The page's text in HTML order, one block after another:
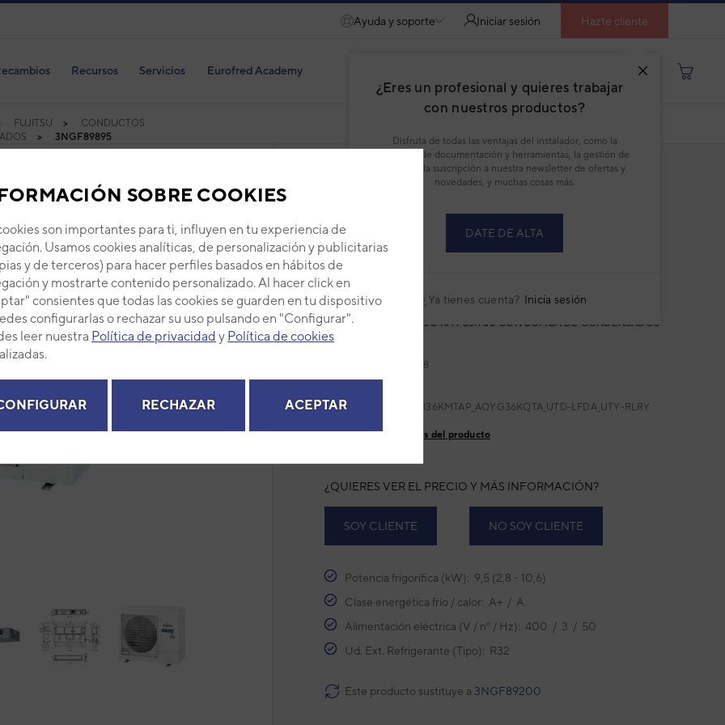
SOBRE COOKIES
son importantes para ti, influyen en tu experiencia de
Usamos cookies analíticas, de personalización y publicitarias
y de terceros) para hacer perfiles basados en hábitos de
y mostrarte contenido personalizado. Al hacer click en
consientes que todas las cookies se guarden en tu dispositivo
configurarlas o rechazar su uso pulsando en "Configurar".
leer nuestra Política de privacidad y Política de cookies
RECHAZAR ACEPTAR
Ayuda y soporte Iniciar sesión
¿Eres un profesional y quieres trabajar
con nuestros productos?
Disfruta de todas las ventajas del instalador, como la
descarga de documentación y herramientas, la gestión de
pedidos, la suscripción a nuestra newsletter de ofertas y
novedades, y muchas cosas más.
DATE DE ALTA
¿Ya tienes cuenta? Inicia sesión
Hazte cliente
Recursos Servicios Eurofred Academy
FUJITSU
CONDUCTOS
3NGF89895
Aire acondicionado 1x1 Fujitsu ACY100T-
KA split conducto Inverter con bomba de
condensados
Serie
CONDUCTO ECO KA FUJITSU CON BOMBA DE CONDENSADOS
Código:
EAN: 8432884633838
Ref. fabricante:
ARXH36KMTAP_AOYG36KQTA_UTD-LFDA_UTY-RLRY
+ Ver detalles técnicos del producto
¿QUIERES VER EL PRECIO Y MÁS INFORMACIÓN?
SOY CLIENTE NO SOY CLIENTE
Potencia frigorífica (kW): 9,5 (2,8 - 10,6)
Clase energética frío / calor: A+ / A
Alimentación eléctrica (V / nº / Hz): 400 / 3 / 50
Ud. Ext. Refrigerante (Tipo): R32
Este producto sustituye a 3NGF89200